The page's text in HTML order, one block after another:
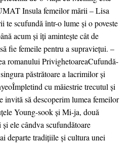
Insula femeilor mării – Lisa
te scufundă într-o lume și o poveste
acum și îți amintește cât de
fie femeile pentru a supraviețui. –
romanului PrivighetoareaCufundă-
păstrătoare a lacrimilor și
cu măiestrie trecutul și
invită să descoperim lumea femeilor
Young-sook și Mi-ja, două
ele cândva scufundătoare
departe tradițiile și cultura unei